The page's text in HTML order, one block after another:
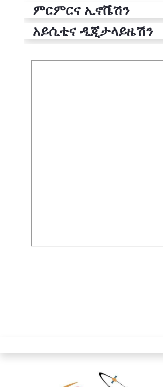
ምርምርና ኢኖቬሽን
አይሲቲና ዲጂታላይዜሽን